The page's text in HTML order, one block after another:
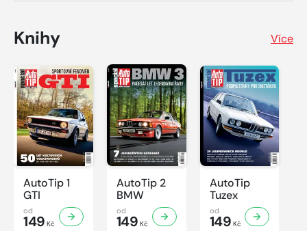
Knihy Více
AutoTip 1
GTI
od
149 Kč
AutoTip 2
BMW
od
149 Kč
AutoTip
Tuzex
od
149 Kč